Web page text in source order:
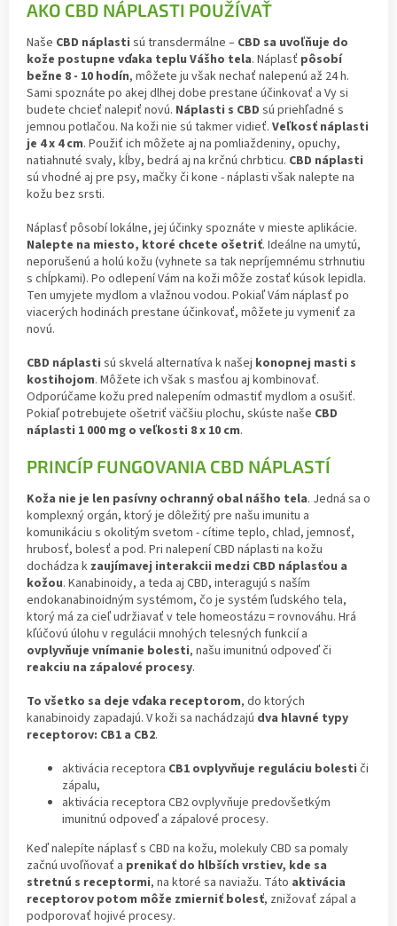
AKO CBD NÁPLASTI POUŽÍVAŤ
Naše CBD náplasti sú transdermálne – CBD sa uvoľňuje do
kože postupne vďaka teplu Vášho tela. Náplasť pôsobí
bežne 8 - 10 hodín, môžete ju však nechať nalepenú až 24 h.
Sami spoznáte po akej dlhej dobe prestane účinkovať a Vy si
budete chcieť nalepiť novú. Náplasti s CBD sú priehľadné s
jemnou potlačou. Na koži nie sú takmer vidieť. Veľkosť náplasti
je 4 x 4 cm. Použiť ich môžete aj na pomliaždeniny, opuchy,
natiahnuté svaly, kĺby, bedrá aj na krčnú chrbticu. CBD náplasti
sú vhodné aj pre psy, mačky či kone - náplasti však nalepte na
kožu bez srsti.
Náplasť pôsobí lokálne, jej účinky spoznáte v mieste aplikácie.
Nalepte na miesto, ktoré chcete ošetriť. Ideálne na umytú,
neporušenú a holú kožu (vyhnete sa tak nepríjemnému strhnutiu
s chĺpkami). Po odlepení Vám na koži môže zostať kúsok lepidla.
Ten umyjete mydlom a vlažnou vodou. Pokiaľ Vám náplasť po
viacerých hodinách prestane účinkovať, môžete ju vymeniť za
novú.
CBD náplasti sú skvelá alternatíva k našej konopnej masti s
kostihojom. Môžete ich však s masťou aj kombinovať.
Odporúčame kožu pred nalepením odmastiť mydlom a osušiť.
Pokiaľ potrebujete ošetriť väčšiu plochu, skúste naše CBD
náplasti 1 000 mg o veľkosti 8 x 10 cm.
PRINCÍP FUNGOVANIA CBD NÁPLASTÍ
Koža nie je len pasívny ochranný obal nášho tela. Jedná sa o
komplexný orgán, ktorý je dôležitý pre našu imunitu a
komunikáciu s okolitým svetom - cítime teplo, chlad, jemnosť,
hrubosť, bolesť a pod. Pri nalepení CBD náplasti na kožu
dochádza k zaujímavej interakcii medzi CBD náplasťou a
kožou. Kanabinoidy, a teda aj CBD, interagujú s naším
endokanabinoidným systémom, čo je systém ľudského tela,
ktorý má za cieľ udržiavať v tele homeostázu = rovnováhu. Hrá
kľúčovú úlohu v regulácii mnohých telesných funkcií a
ovplyvňuje vnímanie bolesti, našu imunitnú odpoveď či
reakciu na zápalové procesy.
To všetko sa deje vďaka receptorom, do ktorých
kanabinoidy zapadajú. V koži sa nachádzajú dva hlavné typy
receptorov: CB1 a CB2.
aktivácia receptora CB1 ovplyvňuje reguláciu bolesti či
zápalu,
aktivácia receptora CB2 ovplyvňuje predovšetkým
imunitnú odpoveď a zápalové procesy.
Keď nalepíte náplasť s CBD na kožu, molekuly CBD sa pomaly
začnú uvoľňovať a prenikať do hlbších vrstiev, kde sa
stretnú s receptormi, na ktoré sa naviažu. Táto aktivácia
receptorov potom môže zmierniť bolesť, znižovať zápal a
podporovať hojivé procesy.